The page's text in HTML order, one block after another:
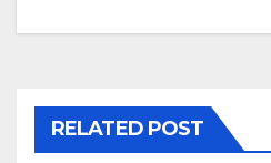
RELATED POST